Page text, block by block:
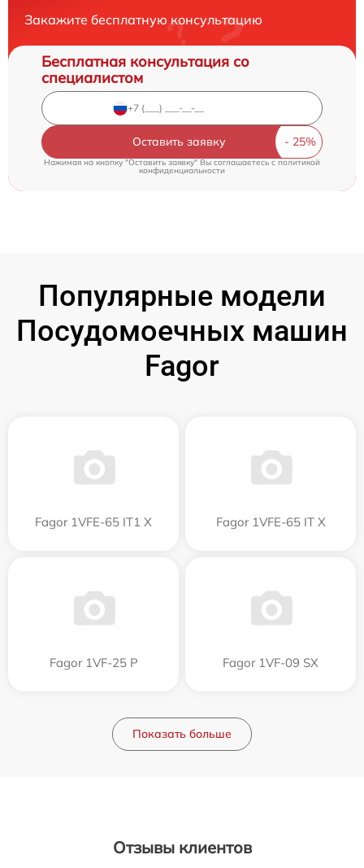
Закажите бесплатную консультацию
Бесплатная консультация со
специалистом
Оставить заявку
Нажимая на кнопку "Оставить заявку" Вы соглашаетесь cполитикой
конфиденциальности
Популярные модели
Посудомоечных машин
Fagor
Fagor 1VFE-65 IT1 X Fagor 1VFE-65 IT X
Fagor 1VF-25 P Fagor 1VF-09 SX
Показать больше
Отзывы клиентов